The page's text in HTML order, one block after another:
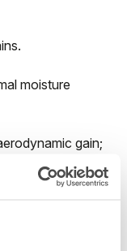
moisture
gain;
and sleveless on